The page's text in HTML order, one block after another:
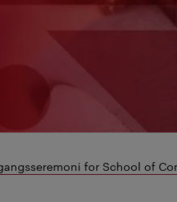
for School of